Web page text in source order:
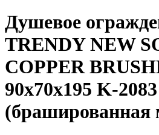
Душевое
TRENDY NEW
COPPER
90x70x195 K-2083
(брашированная